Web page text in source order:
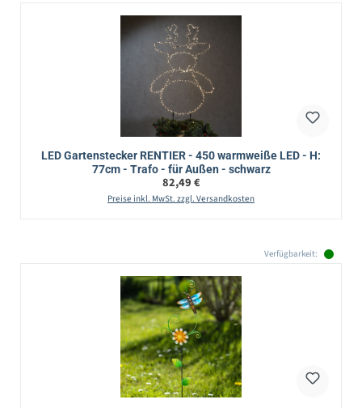
LED Gartenstecker RENTIER - 450 warmweiße LED - H:
77cm - Trafo - für Außen - schwarz
Regulärer Preis:
82,49 €
Preise inkl. MwSt. zzgl. Versandkosten
Verfügbarkeit: